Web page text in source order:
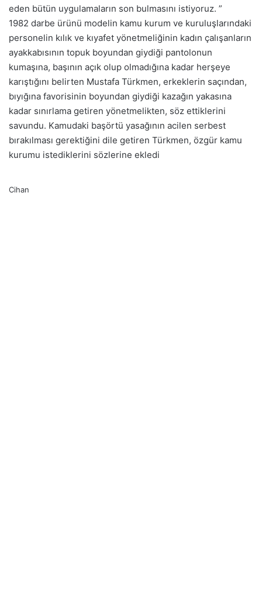
eden bütün uygulamaların son bulmasını istiyoruz. ”
1982 darbe ürünü modelin kamu kurum ve kuruluşlarındaki
personelin kılık ve kıyafet yönetmeliğinin kadın çalışanların
ayakkabısının topuk boyundan giydiği pantolonun
kumaşına, başının açık olup olmadığına kadar herşeye
karıştığını belirten Mustafa Türkmen, erkeklerin saçından,
bıyığına favorisinin boyundan giydiği kazağın yakasına
kadar sınırlama getiren yönetmelikten, söz ettiklerini
savundu. Kamudaki başörtü yasağının acilen serbest
bırakılması gerektiğini dile getiren Türkmen, özgür kamu
kurumu istediklerini sözlerine ekledi
Cihan